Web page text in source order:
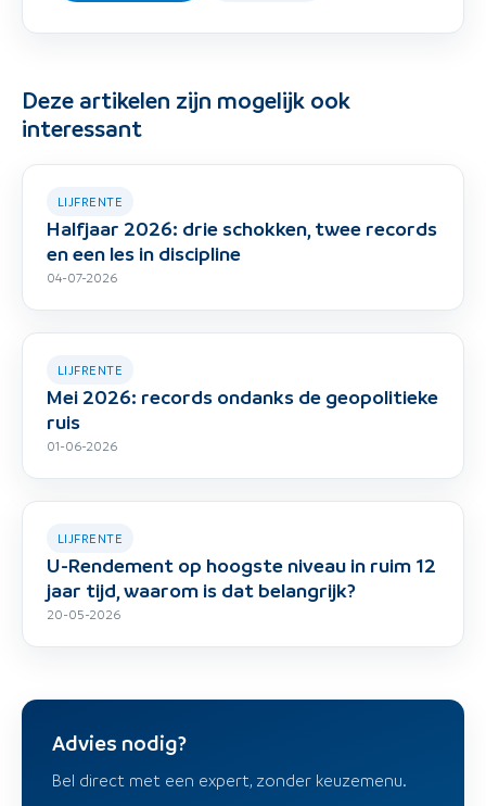
Deze artikelen zijn mogelijk ook
interessant
LIJFRENTE
Halfjaar 2026: drie schokken, twee records
en een les in discipline
04-07-2026
LIJFRENTE
Mei 2026: records ondanks de geopolitieke
ruis
01-06-2026
LIJFRENTE
U-Rendement op hoogste niveau in ruim 12
jaar tijd, waarom is dat belangrijk?
20-05-2026
Advies nodig?
Bel direct met een expert, zonder keuzemenu.